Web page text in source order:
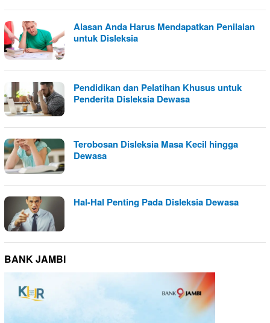
Alasan Anda Harus Mendapatkan Penilaian
untuk Disleksia
Pendidikan dan Pelatihan Khusus untuk
Penderita Disleksia Dewasa
Terobosan Disleksia Masa Kecil hingga
Dewasa
Hal-Hal Penting Pada Disleksia Dewasa
BANK JAMBI